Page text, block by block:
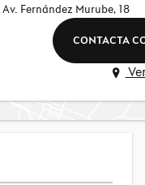
Av. Fernández Murube, 18
CONTACTA